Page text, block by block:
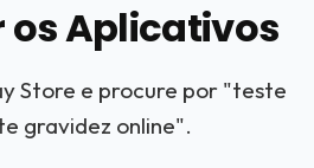
os Aplicativos
Store e procure por "teste
gravidez online".